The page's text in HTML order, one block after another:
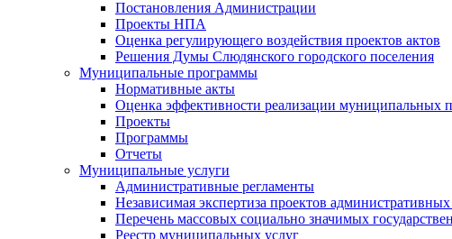
Постановления Администрации
Проекты НПА
Оценка регулирующего воздействия проектов актов
Решения Думы Слюдянского городского поселения
Муниципальные программы
Нормативные акты
Оценка эффективности реализации муниципальных
Проекты
Программы
Отчеты
Муниципальные услуги
Административные регламенты
Независимая экспертиза проектов административных
Перечень массовых социально значимых
Реестр муниципальных услуг